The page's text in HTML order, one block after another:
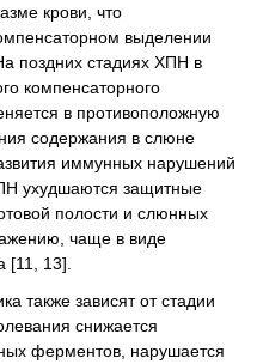
крови, что
выделении
поздних стадиях ХПН в
компенсаторного
в противоположную
содержания в слюне
иммунных нарушений
ухудшаются защитные
полости и слюнных
чаще в виде
[11, 13].
также зависят от стадии
снижается
ферментов, нарушается